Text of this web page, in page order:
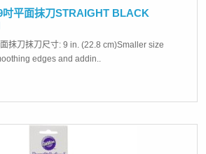
平面抹刀STRAIGHT BLACK
抹刀抹刀尺寸: 9 in. (22.8 cm)Smaller size
edges and addin..